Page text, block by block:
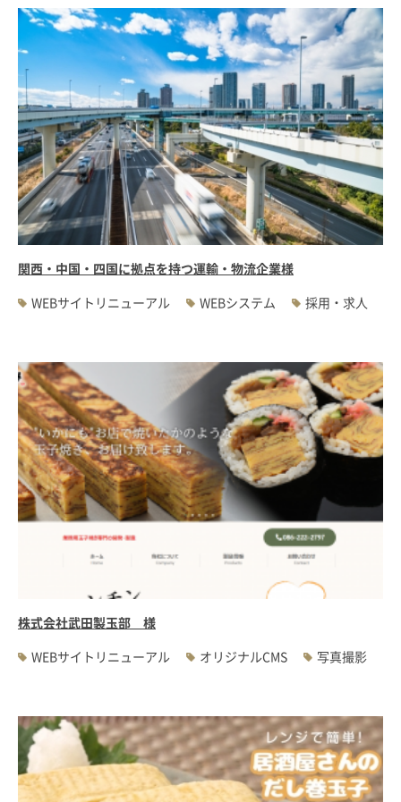
関西・中国・四国に拠点を持つ運輸・物流企業様
WEBサイトリニューアル
WEBシステム 採用・求人
株式会社武田製玉部 様
WEBサイトリニューアル
オリジナルCMS 写真撮影